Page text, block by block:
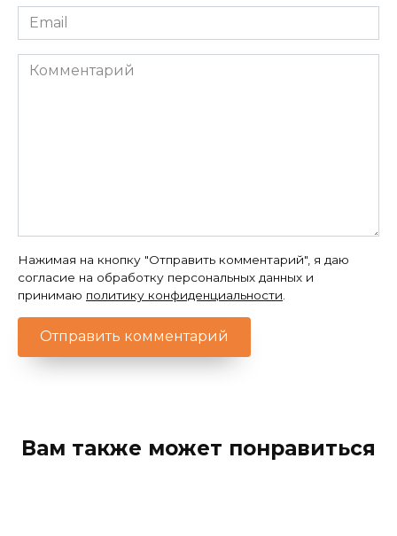
Email
*
Комментарий
Нажимая на кнопку "Отправить комментарий", я даю
согласие на обработку персональных данных и
принимаю политику конфиденциальности
Вам также может понравиться